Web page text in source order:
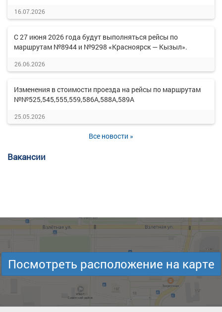
16.07.2026
С 27 июня 2026 года будут выполняться рейсы по
маршрутам №8944 и №9298 «Красноярск — Кызыл».
26.06.2026
Изменения в стоимости проезда на рейсы по маршрутам
№№525,545,555,559,586А,588А,589А
25.05.2026
Все новости »
Вакансии
Посмотреть расположение на карте